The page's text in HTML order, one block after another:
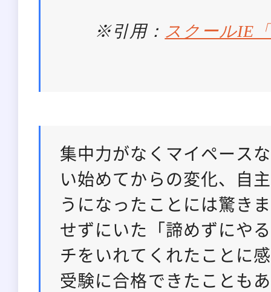
※引用： スクールIE
集中力がなくマイペース
い始めてからの変化、自
うになったことには驚き
せずにいた「諦めずにや
チをいれてくれたことに
受験に合格できたことも